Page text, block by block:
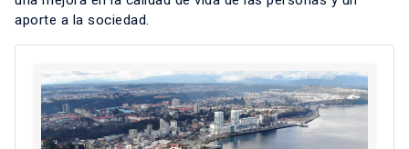
aporte a la sociedad.